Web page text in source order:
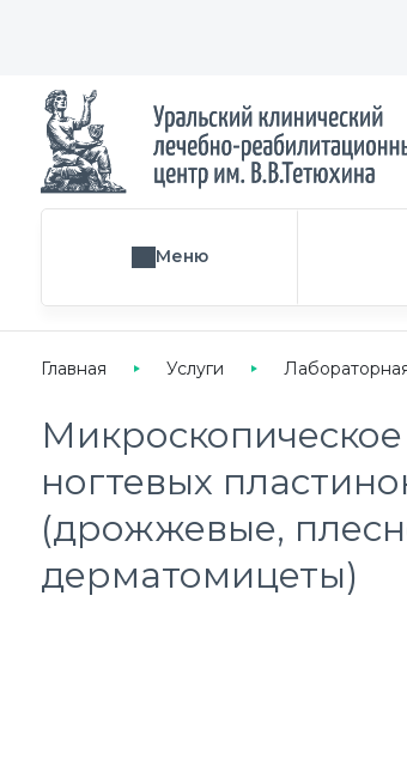
Меню
Главная Услуги
ногтевых
(дрожжевые,
дерматомицеты)